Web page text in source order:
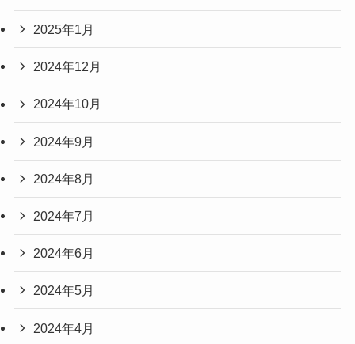
2025年1月
2024年12月
2024年10月
2024年9月
2024年8月
2024年7月
2024年6月
2024年5月
2024年4月